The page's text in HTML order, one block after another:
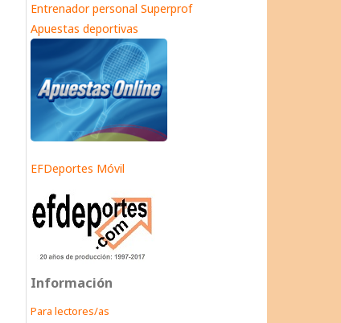
Entrenador personal Superprof
Apuestas deportivas
EFDeportes Móvil
Información
Para lectores/as